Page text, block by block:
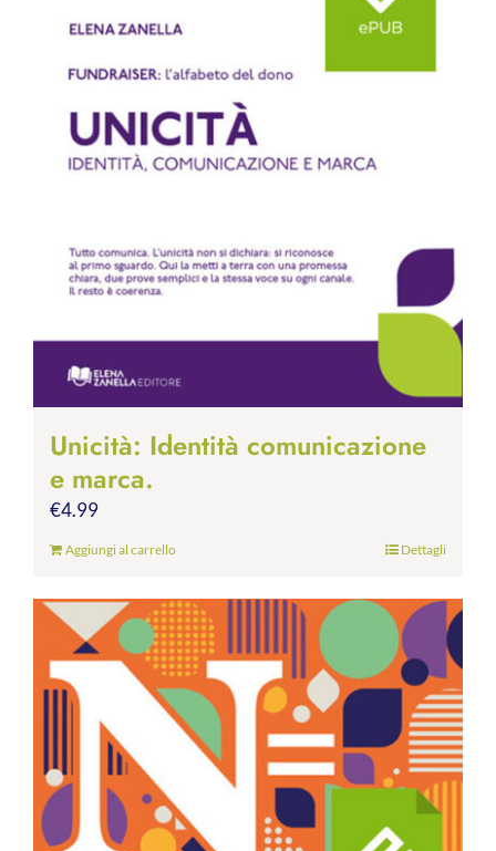
Unicità: Identità comunicazione
e marca.
€4.99
Aggiungi al carrello Dettagli